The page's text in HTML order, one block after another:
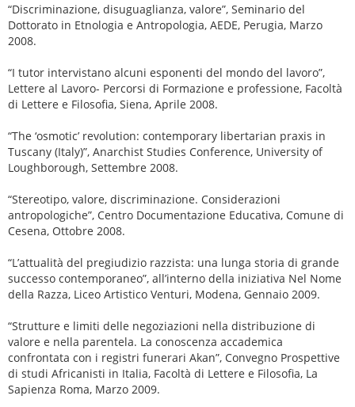
“Discriminazione, disuguaglianza, valore”, Seminario del
Dottorato in Etnologia e Antropologia, AEDE, Perugia, Marzo
2008.
“I tutor intervistano alcuni esponenti del mondo del lavoro”,
Lettere al Lavoro- Percorsi di Formazione e professione, Facoltà
di Lettere e Filosofia, Siena, Aprile 2008.
“The ‘osmotic’ revolution: contemporary libertarian praxis in
Tuscany (Italy)”, Anarchist Studies Conference, University of
Loughborough, Settembre 2008.
“Stereotipo, valore, discriminazione. Considerazioni
antropologiche”, Centro Documentazione Educativa, Comune di
Cesena, Ottobre 2008.
“L’attualità del pregiudizio razzista: una lunga storia di grande
successo contemporaneo”, all’interno della iniziativa Nel Nome
della Razza, Liceo Artistico Venturi, Modena, Gennaio 2009.
“Strutture e limiti delle negoziazioni nella distribuzione di
valore e nella parentela. La conoscenza accademica
confrontata con i registri funerari Akan”, Convegno Prospettive
di studi Africanisti in Italia, Facoltà di Lettere e Filosofia, La
Sapienza Roma, Marzo 2009.